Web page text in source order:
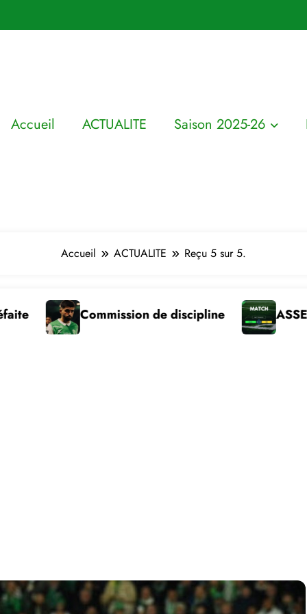
Accueil ACTUALITE Saison 2025-26
Accueil ACTUALITE Reçu 5 sur 5.
de discipline ASSE – Pau victoire 1